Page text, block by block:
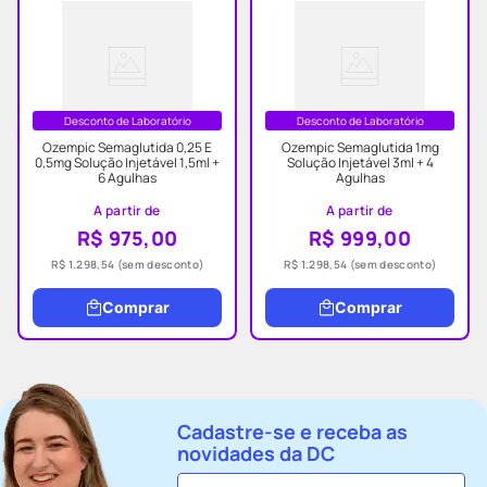
Desconto de Laboratório
Ozempic Semaglutida 0,25 E
0,5mg Solução Injetável 1,5ml +
6 Agulhas
A partir de
R$ 975,00
R$ 1.298,54 (sem desconto)
Comprar
Desconto de Laboratório
Ozempic Semaglutida 1mg
Solução Injetável 3ml + 4
Agulhas
A partir de
R$ 999,00
R$ 1.298,54 (sem desconto)
Comprar
Cadastre-se e receba as
novidades da DC